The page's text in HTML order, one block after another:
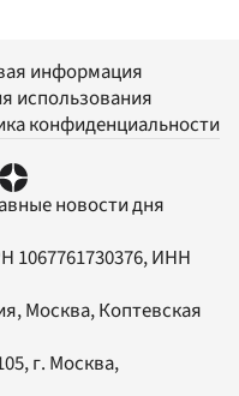
информация
использования
конфиденциальности
новости дня
1067761730376, ИНН
Москва, Коптевская
, г. Москва,